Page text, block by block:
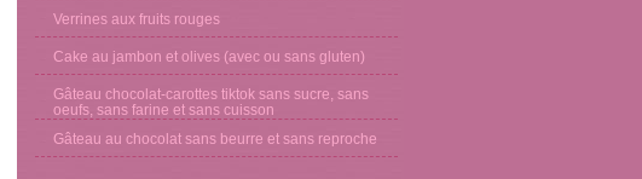
Verrines aux fruits rouges
Cake au jambon et olives (avec ou sans gluten)
Gâteau chocolat-carottes tiktok sans sucre, sans
oeufs, sans farine et sans cuisson
Gâteau au chocolat sans beurre et sans reproche